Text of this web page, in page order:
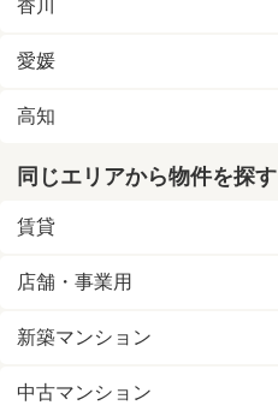
香川
愛媛
高知
同じエリアから物件を探す
賃貸
店舗・事業用
新築マンション
中古マンション